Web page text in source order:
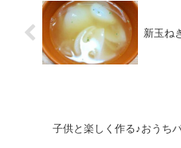
新玉ね
子供と楽しく作る♪おうち